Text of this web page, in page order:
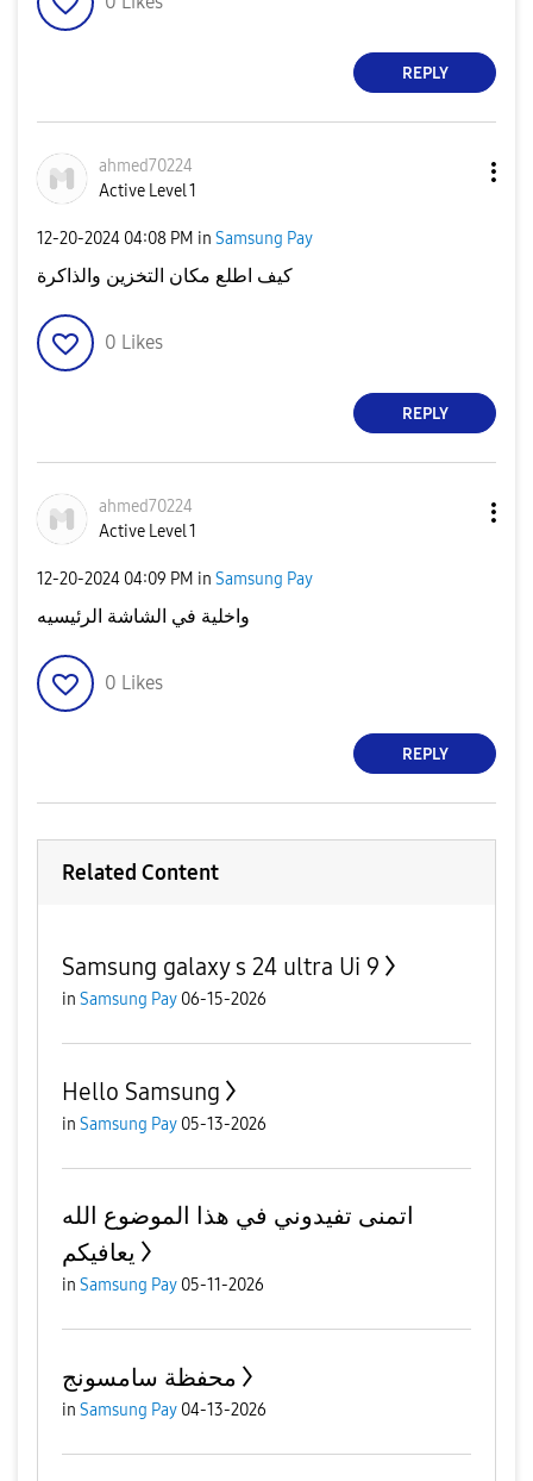
REPLY
ahmed70224
Active Level 1
‎12-20-2024 04:08 PM in Samsung Pay
كيف اطلع مكان التخزين والذاكرة
0 Likes
REPLY
ahmed70224
Active Level 1
‎12-20-2024 04:09 PM in Samsung Pay
واخلية في الشاشة الرئيسيه
0 Likes
REPLY
Related Content
Samsung galaxy s 24 ultra Ui 9
in Samsung Pay 06-15-2026
Hello Samsung
in Samsung Pay 05-13-2026
اتمنى تفيدوني في هذا الموضوع الله
يعافيكم
in Samsung Pay 05-11-2026
محفظة سامسونج
in Samsung Pay 04-13-2026